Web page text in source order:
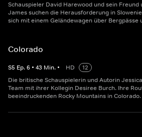
Schauspieler David Harewood und sein Freund
James suchen die Herausforderung in
sich mit einem Geländewagen über Bergpässe
Colorado
S5 Ep.6 • 43 Min. • HD
12
Die britische Schauspielerin und Autorin
Team mit ihrer Kollegin Desiree Burch. Ihre
beeindruckenden Rocky Mountains in Colorado.